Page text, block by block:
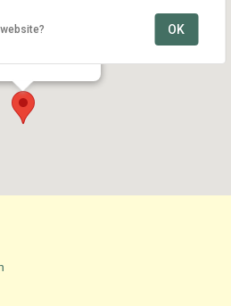
GouwePlein
OK